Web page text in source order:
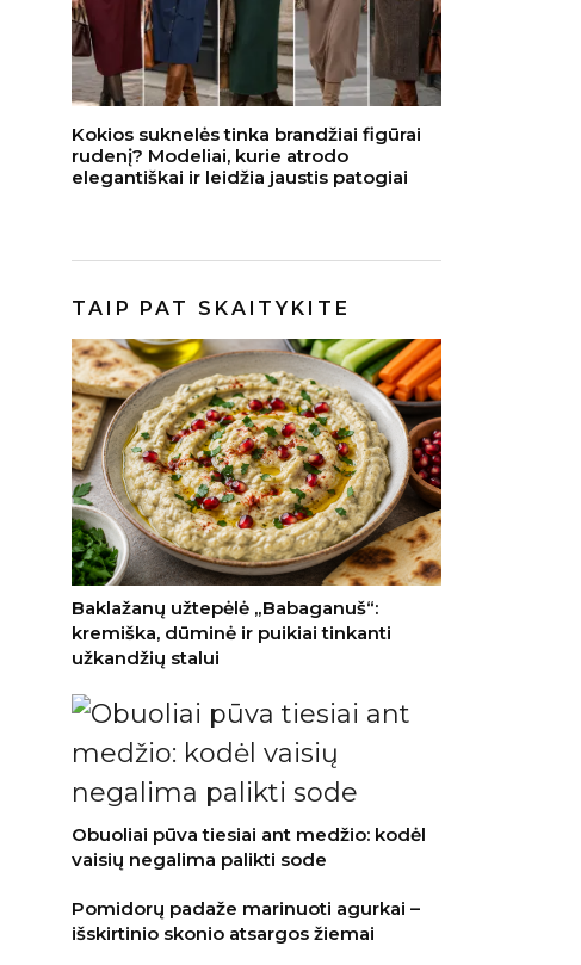
Kokios suknelės tinka brandžiai figūrai
rudenį? Modeliai, kurie atrodo
elegantiškai ir leidžia jaustis patogiai
TAIP PAT SKAITYKITE
Baklažanų užtepėlė „Babaganuš“:
kremiška, dūminė ir puikiai tinkanti
užkandžių stalui
Obuoliai pūva tiesiai ant medžio: kodėl
vaisių negalima palikti sode
Pomidorų padaže marinuoti agurkai –
išskirtinio skonio atsargos žiemai